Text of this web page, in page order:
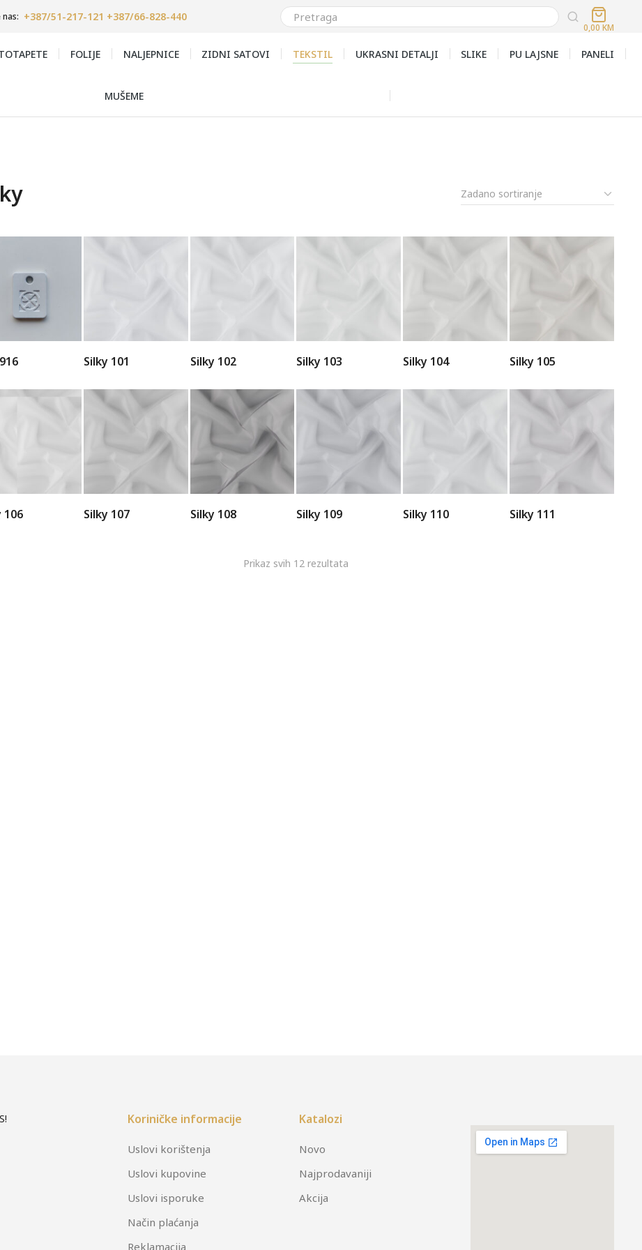
+387/51-217-121 +387/66-828-440
0,00 KM
FOLIJE NALJEPNICE ZIDNI SATOVI TEKSTIL UKRASNI DETALJI SLIKE PU LAJSNE PANELI
MUŠEME
Silky 101 Silky 102 Silky 103 Silky 104 Silky 105
106 Silky 107 Silky 108 Silky 109 Silky 110 Silky 111
Prikaz svih 12 rezultata
Koriničke informacije
Uslovi korištenja
Uslovi kupovine
Uslovi isporuke
Način plaćanja
Reklamacija
Katalozi
Novo
Najprodavaniji
Akcija